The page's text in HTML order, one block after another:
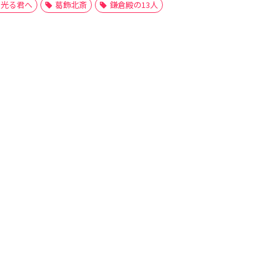
光る君へ 葛飾北斎 鎌倉殿の13人